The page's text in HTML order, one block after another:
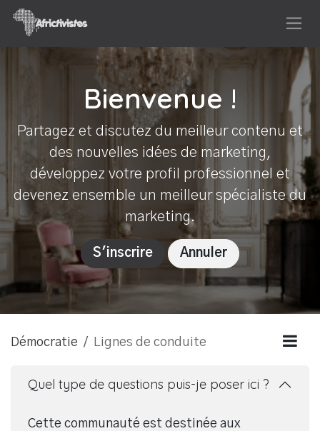
Se rendre au contenu
Bienvenue !
Partagez et discutez du meilleur contenu et
des nouvelles idées de marketing,
développez votre profil professionnel et
devenez ensemble un meilleur spécialiste du
marketing.
S'inscrire Annuler
Démocratie Lignes de conduite
Quel type de questions puis-je poser ici ?
Cette communauté est destinée aux